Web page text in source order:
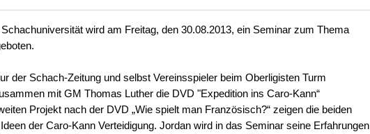
wird am Freitag, den 30.08.2013, ein Seminar zum Thema
der Schach-Zeitung und selbst Vereinsspieler beim Oberligisten Turm
mit GM Thomas Luther die DVD "Expedition ins Caro-Kann“
Projekt nach der DVD „Wie spielt man Französisch?“ zeigen die beiden
der Caro-Kann Verteidigung. Jordan wird in das Seminar seine Erfahrungen